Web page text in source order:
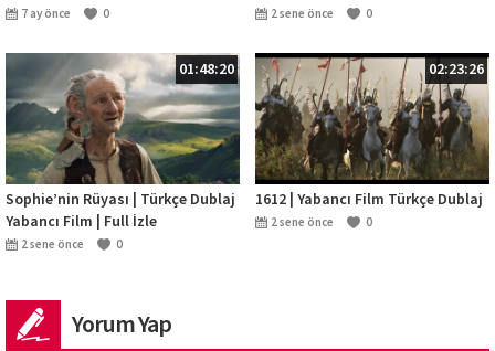
MovieBox
7 ay önce 0 2 sene önce 0
01:48:20
Sophie’nin Rüyası | Türkçe Dublaj
Yabancı Film | Full İzle
2 sene önce 0
02:23:26
1612 | Yabancı Film Türkçe Dublaj
2 sene önce 0
Yorum Yap